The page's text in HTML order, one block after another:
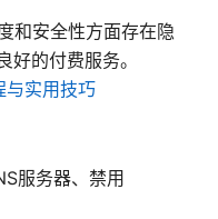
和安全性方面存在隐
好的付费服务。
与实用技巧
服务器、禁用